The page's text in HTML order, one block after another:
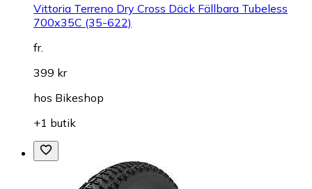
Vittoria Terreno Dry Cross Däck Fällbara Tubeless
700x35C (35-622)
fr.
399 kr
hos Bikeshop
+1 butik